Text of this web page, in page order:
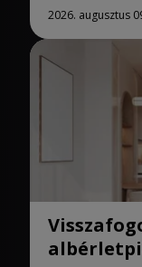
2026. augusztus